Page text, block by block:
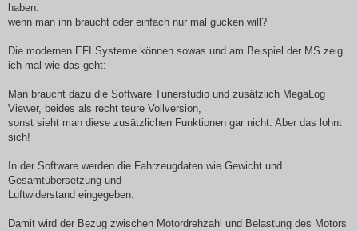
r
a
haben.
wenn man ihn braucht oder einfach nur mal gucken will?
Die modernen EFI Systeme können sowas und am Beispiel der MS zeig
ich mal wie das geht:
Man braucht dazu die Software Tunerstudio und zusätzlich MegaLog
Viewer, beides als recht teure Vollversion,
sonst sieht man diese zusätzlichen Funktionen gar nicht. Aber das lohnt
sich!
In der Software werden die Fahrzeugdaten wie Gewicht und
Gesamtübersetzung und
Luftwiderstand eingegeben.
Damit wird der Bezug zwischen Motordrehzahl und Belastung des Motors